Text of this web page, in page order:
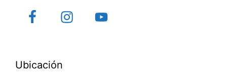
Ubicación